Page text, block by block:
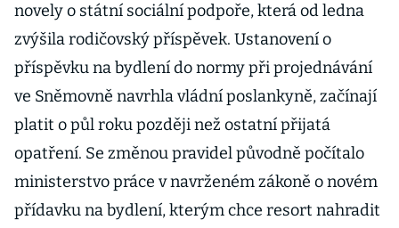
novely o státní sociální podpoře, která od ledna
zvýšila rodičovský příspěvek. Ustanovení o
příspěvku na bydlení do normy při projednávání
ve Sněmovně navrhla vládní poslankyně, začínají
platit o půl roku později než ostatní přijatá
opatření. Se změnou pravidel původně počítalo
ministerstvo práce v navrženém zákoně o novém
přídavku na bydlení, kterým chce resort nahradit